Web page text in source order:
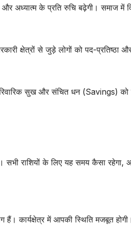
और अध्यात्म के प्रति रुचि बढ़ेगी। समाज में
क्षेत्रों से जुड़े लोगों को पद-प्रतिष्ठा और
सुख और संचित धन (Savings) को
सभी राशियों के लिए यह समय कैसा रहेगा,
कार्यक्षेत्र में आपकी स्थिति मजबूत